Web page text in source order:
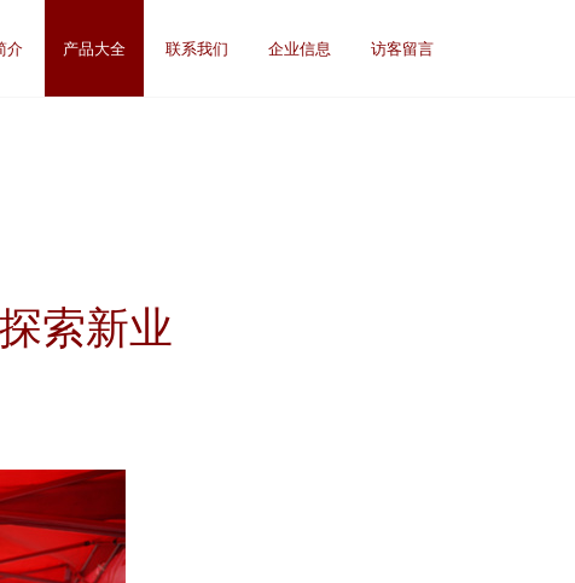
介 产品大全 联系我们 企业信息 访客留言
索新业